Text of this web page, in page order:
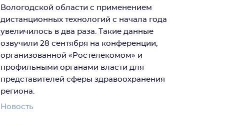
Вологодской области с применением
дистанционных технологий с начала года
увеличилось в два раза. Такие данные
озвучили 28 сентября на конференции,
организованной «Ростелекомом» и
профильными органами власти для
представителей сферы здравоохранения
региона.
Новость